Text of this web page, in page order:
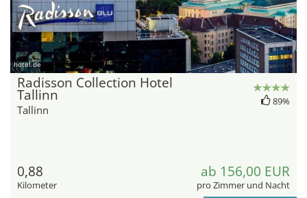
hotel.de
Radisson Collection Hotel
Tallinn
Tallinn
89%
0,88
Kilometer
ab 156,00 EUR
pro Zimmer und Nacht